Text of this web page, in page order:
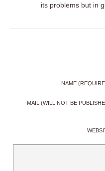
its problems but in
NAME
MAIL (WILL NOT BE